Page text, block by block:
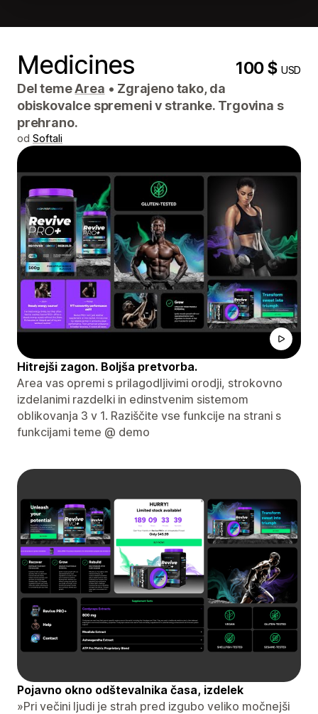
Medicines 100 $USD
Del temeArea • Zgrajeno tako, da
obiskovalce spremeni v stranke. Trgovina s
prehrano.
od Softali
Hitrejši zagon. Boljša pretvorba.
Area vas opremi s prilagodljivimi orodji, strokovno
izdelanimi razdelki in edinstvenim sistemom
oblikovanja 3 v 1. Raziščite vse funkcije na strani s
funkcijami teme @ demo
Pojavno okno odštevalnika časa, izdelek
»Pri večini ljudi je strah pred izgubo veliko močnejši